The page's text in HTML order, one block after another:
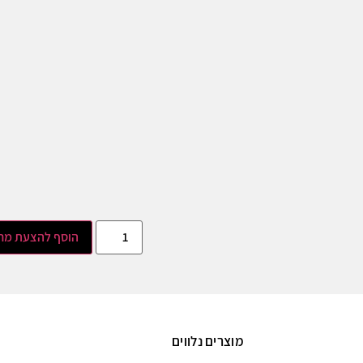
הוסף להצעת
מוצרים נלווים